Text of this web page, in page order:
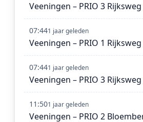
Veeningen – PRIO 3 Rijksweg
07:441 jaar geleden
Veeningen – PRIO 1 Rijksweg
07:441 jaar geleden
Veeningen – PRIO 3 Rijksweg
11:501 jaar geleden
Veeningen – PRIO 2